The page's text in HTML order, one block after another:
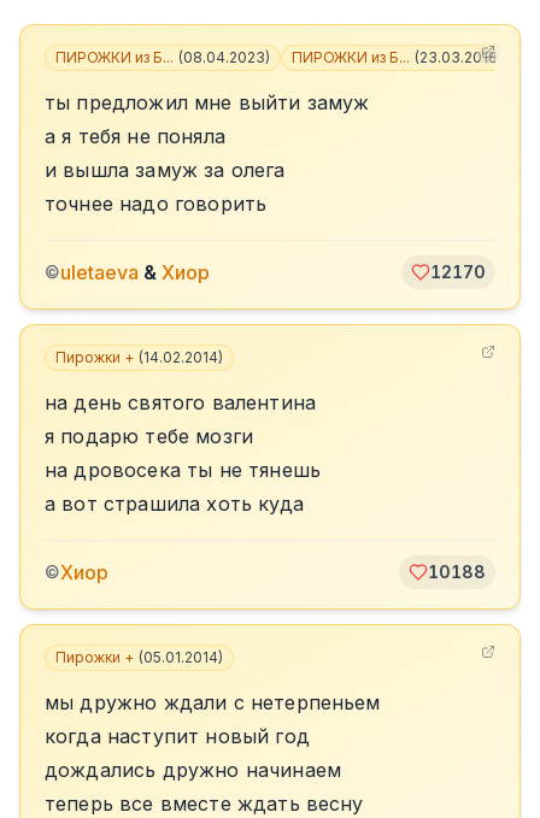
ПИРОЖКИ из Б... (08.04.2023) ПИРОЖКИ из Б... (23.03.2018
ты предложил мне выйти замуж
а я тебя не поняла
и вышла замуж за олега
точнее надо говорить
©uletaeva & Хиор 12170
Пирожки + (14.02.2014)
на день святого валентина
я подарю тебе мозги
на дровосека ты не тянешь
а вот страшила хоть куда
©Хиор 10188
Пирожки + (05.01.2014)
мы дружно ждали с нетерпеньем
когда наступит новый год
дождались дружно начинаем
теперь все вместе ждать весну